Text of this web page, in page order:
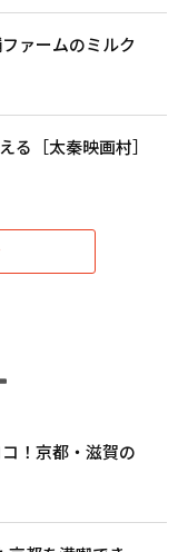
ァームのミルク
る［太秦映画村］
！京都・滋賀の